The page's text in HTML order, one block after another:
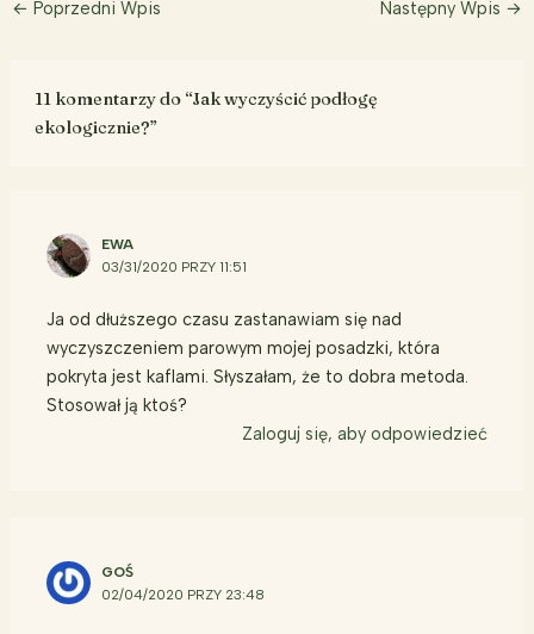
← Poprzedni Wpis Następny Wpis →
11 komentarzy do “Jak wyczyścić podłogę
ekologicznie?”
EWA
03/31/2020 PRZY 11:51
Ja od dłuższego czasu zastanawiam się nad
wyczyszczeniem parowym mojej posadzki, która
pokryta jest kaflami. Słyszałam, że to dobra metoda.
Stosował ją ktoś?
Zaloguj się, aby odpowiedzieć
GOŚ
02/04/2020 PRZY 23:48